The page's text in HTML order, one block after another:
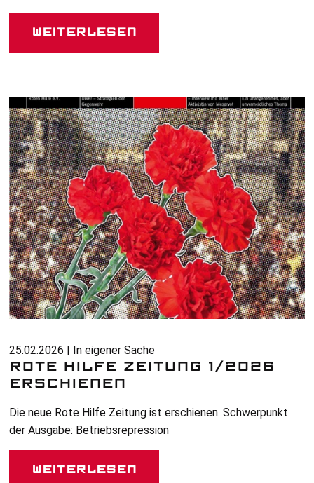
Weiterlesen
25.02.2026 | In eigener Sache
ROTE HILFE ZEITUNG 1/2026
ERSCHIENEN
Die neue Rote Hilfe Zeitung ist erschienen. Schwerpunkt
der Ausgabe: Betriebsrepression
Weiterlesen